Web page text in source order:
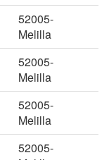
52005-
Melilla
52005-
Melilla
52005-
Melilla
52005-